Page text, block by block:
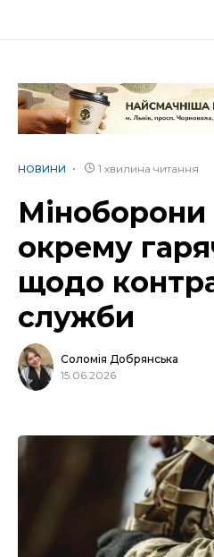
НОВИНИ 1 хвилина читання
Міноборони
окрему
щодо
служби
Соломія Добрянська
15.06.2026